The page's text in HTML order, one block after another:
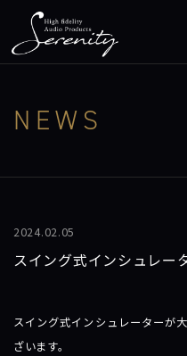
NEWS
2024.02.05
スイング式インシュレー
スイング式インシュレーターが
ざいます。